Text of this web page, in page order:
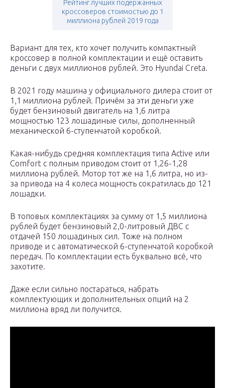
Рейтинг лучших подержанных
кроссоверов стоимостью до 1
миллиона рублей 2019 года
Вариант для тех, кто хочет получить компактный
кроссовер в полной комплектации и ещё оставить
деньги с двух миллионов рублей. Это Hyundai Creta.
В 2021 году машина у официального дилера стоит от
1,1 миллиона рублей. Причём за эти деньги уже
будет бензиновый двигатель на 1,6 литра
мощностью 123 лошадиные силы, дополненный
механической 6-ступенчатой коробкой.
Какая-нибудь средняя комплектация типа Active или
Comfort с полным приводом стоит от 1,26-1,28
миллиона рублей. Мотор тот же на 1,6 литра, но из-
за привода на 4 колеса мощность сократилась до 121
лошадки.
В топовых комплектациях за сумму от 1,5 миллиона
рублей будет бензиновый 2,0-литровый ДВС с
отдачей 150 лошадиных сил. Тоже на полном
приводе и с автоматической 6-ступенчатой коробкой
передач. По комплектации есть буквально всё, что
захотите.
Даже если сильно постараться, набрать
комплектующих и дополнительных опций на 2
миллиона вряд ли получится.